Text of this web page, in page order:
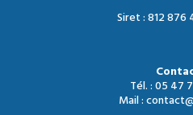
Siret : 812 876
Tél. : 05 47
Mail :